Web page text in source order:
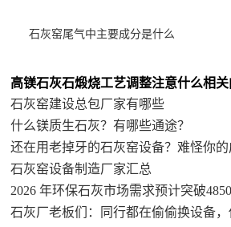
石灰窑尾气中主要成分是什么
高镁石灰石煅烧工艺调整注意什么相
石灰窑建设总包厂家有哪些
什么镁质生石灰？有哪些通途？
还在用老掉牙的石灰窑设备？难怪你
石灰窑设备制造厂家汇总
2026 年环保石灰市场需求预计突破
石灰厂老板们：同行都在偷偷换设备